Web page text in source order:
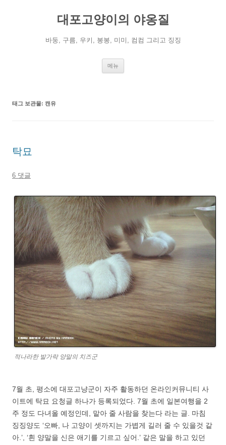
대포고양이의 야옹질
바둥, 구름, 우키, 봉봉, 미미, 컴컴 그리고 징징
메뉴
태그 보관물: 캔유
탁묘
6 댓글
적나라한 발가락 양말의 치즈군
7월 초, 평소에 대포고냥군이 자주 활동하던 온라인커뮤니티 사
이트에 탁묘 요청글 하나가 등록되었다. 7월 초에 일본여행을 2
주 정도 다녀올 예정인데, 맡아 줄 사람을 찾는다 라는 글. 마침
징징양도 ‘오빠, 나 고양이 셋까지는 가볍게 길러 줄 수 있을것 같
아.’, ‘흰 양말을 신은 애기를 기르고 싶어.’ 같은 말을 하고 있던